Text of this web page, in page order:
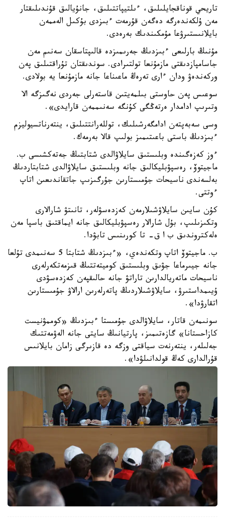
تاريحي قوناقجايلىلىق، ءىلتيپاتتىلىق، جانۇيالىق قۇندىلىقتار
مەن ۇلكەندەرگە دەگەن قۇرمەت ءبىزدى بۇكىل الەممەن
بايلانىستىرۋعا مۇمكىندىك بەرەدى.
مۇنىڭ بارلىعى ءبىزدىڭ جەرىمىزدە قالىپتاسقان سەنىم مەن
جاسامپازدىقتى مازمۇنعا تولتىرادى. سوندىقتان تۇراقتىلىق پەن
وركەندەۋ ودان ءارى تەرەڭ ماعىناعا جانە مازمۇنعا يە بولادى.
سوعىس پەن حاوستى بىلمەيتىن قاستەرلى جەردى نەگىزگە الا
وتىرىپ ادامدار ەرتەڭگى كۇنگە سەنىممەن قارايدى».
وسى سەبەپتەن ادامگەرشىلىك، توللەرانتتىلىق، ينتەرناتسيوليزم
ءبىزدىڭ باستى باعىتىمىز بولىپ قالا بەرمەك.
ءوز كەزەگىندە وبلىستىق سايلاۋالدى شتابتىڭ جەتەكشىسى ب.
ماجيتوۆ، رەسپۋبليكالىق جانە وبلىستىق سايلاۋالدى شتابتاردىڭ
بەلسەندى ناسيحات جۇمىستارىن جۇرگىزىپ جاتقاندىعىن اتاپ
ءوتتى.
كۇن سايىن سايلاۋشىلارمەن كەزدەسۋلەر، تانىتۋ شارالارى
وتكىزىلىپ، بۇل شارالار رەسپۋبليكالىق جانە ايماقتىق باسپا مەن
ەلەكتروندىق ب ا ق- تا كورىنىس تابۋدا.
ب. ماجيتوۆ اتاپ وتكەندەي، «ءبىزدىڭ شتابتا 5 سەنىمدى تۇلعا
جانە جيىرماعا جۋىق وبلىستىق كوميتەتتىڭ قىزمەتكەرلەرى
ناسيحات ماتەريالدارىن تاراتۋ جانە حالىقپەن كەزدەسۋدى
ۇيىمداستىرۋ، سايلاۋشىلاردىڭ پاتەرلەرىن ارالاۋ جۇمىستارىن
اتقارۋدا».
سونىمەن قاتار، سايلاۋالدى جۇمىستا ءبىزدىڭ «كوممۋنيست
كازاحستانا» گازەتىمىز، پارتيانىڭ سايتى جانە الەۋمەتتىك
جەلىلەر، ينتەرنەت سياقتى وزگە دە قازىرگى زامان بايلانىس
قۇرالدارى كەڭ قولدانىلۋدا».